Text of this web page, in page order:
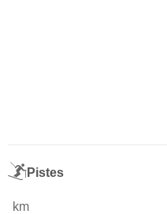
Pistes
km